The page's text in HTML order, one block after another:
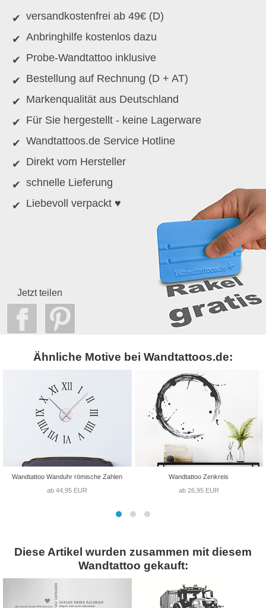
versandkostenfrei ab 49€ (D)
Anbringhilfe kostenlos dazu
Probe-Wandtattoo inklusive
Bestellung auf Rechnung (D + AT)
Markenqualität aus Deutschland
Für Sie hergestellt - keine Lagerware
Wandtattoos.de Service Hotline
Direkt vom Hersteller
schnelle Lieferung
Liebevoll verpackt ♥
Jetzt teilen
Ähnliche Motive bei Wandtattoos.de:
Wandtattoo Wanduhr römische Zahlen
ab 44,95 EUR
Wandtattoo Zenkreis
ab 26,95 EUR
Diese Artikel wurden zusammen mit diesem
Wandtattoo gekauft: